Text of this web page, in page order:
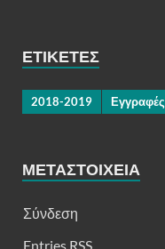
ΕΤΙΚΈΤΕΣ
2018-2019 Εγγραφές
ΜΕΤΑΣΤΟΙΧΕΊΑ
Σύνδεση
Entries RSS